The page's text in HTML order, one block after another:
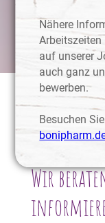
Nähere
auf unserer
auch ganz
bewerben.
Besuchen
Wir